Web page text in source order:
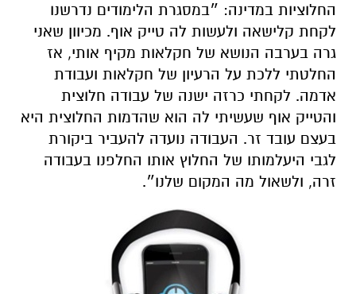
החלוציות במדינה: ״במסגרת הלימודים נדרשנו
לקחת קלישאה ולעשות לה טייק אוף. מכיוון שאני
גרה בערבה הנושא של חקלאות מקיף אותי, אז
החלטתי ללכת על הרעיון של חקלאות ועבודת
אדמה. לקחתי כרזה ישנה של עבודה חלוצית
והטייק אוף שעשיתי לה הוא שהדמות החלוצית היא
בעצם עובד זר. העבודה נועדה להעביר ביקורת
לגבי היעלמותו של החלוץ אותו החלפנו בעבודה
זרה, ולשאול מה המקום שלנו״.